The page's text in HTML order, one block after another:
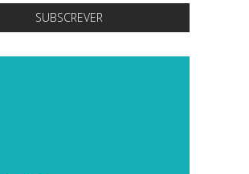
SUBSCREVER